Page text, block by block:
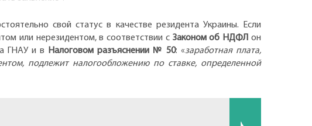
свой статус в качестве резидента Украины. Если
или нерезидентом, в соответствии с Законом об НДФЛ он
ГНАУ и в Налоговом разъяснении № 50: «заработная плата,
подлежит налогообложению по ставке, определенной